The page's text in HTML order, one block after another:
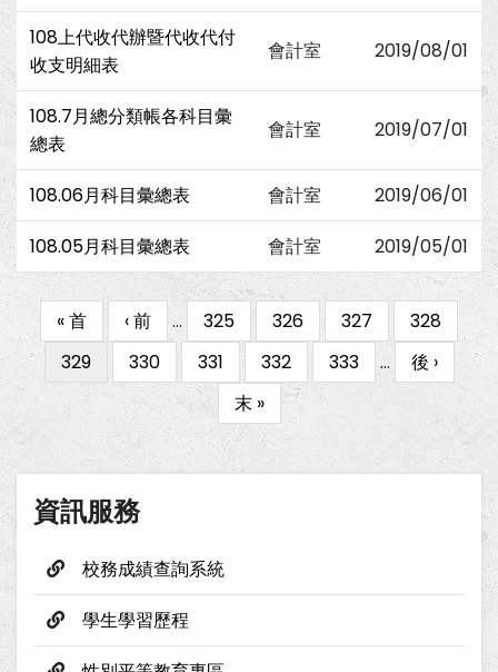
108上代收代辦暨代收代付
收支明細表
會計室 2019/08/01
108.7月總分類帳各科目彙
總表
會計室 2019/07/01
108.06月科目彙總表 會計室
2019/06/01
108.05月科目彙總表
會計室 2019/05/01
Pagination
First
page
« 首
Previous
page
‹ 前 … Page
325 Page
326 Page
327 Page
328
目
329 Page
330 Page
331 Page
332 Page
333 …
下
一
後 ›
Last
page
末 »
資訊服務
校務成績查詢系統
學生學習歷程